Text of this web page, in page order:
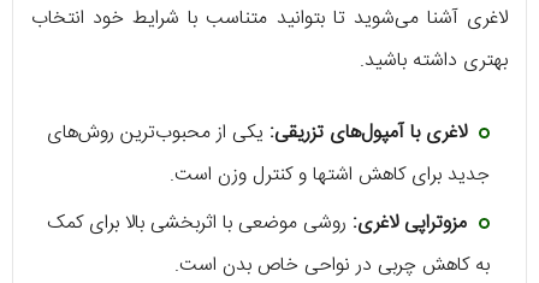
لاغری آشنا می‌شوید تا بتوانید متناسب با شرایط خود انتخاب
بهتری داشته باشید.
لاغری با آمپول‌های تزریقی: یکی از محبوب‌ترین روش‌های
جدید برای کاهش اشتها و کنترل وزن است.
مزوتراپی لاغری: روشی موضعی با اثربخشی بالا برای کمک
به کاهش چربی در نواحی خاص بدن است.